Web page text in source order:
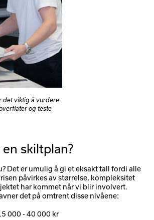
det viktig å vurdere
og teste
skiltplan?
Det er umulig å gi et eksakt tall fordi alle
påvirkes av størrelse, kompleksitet
har kommet når vi blir involvert.
det på omtrent disse nivåene:
000 - 40 000 kr